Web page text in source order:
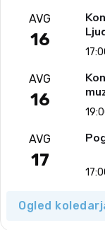
AVG
16
AVG
16
AVG
17
Ogled